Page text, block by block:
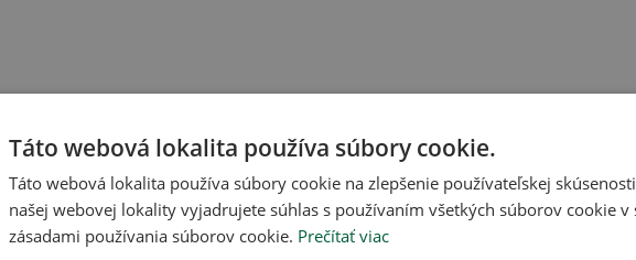
Táto webová lokalita používa súbory cookie.
Táto webová lokalita používa súbory cookie na zlepšenie používateľskej
našej webovej lokality vyjadrujete súhlas s používaním všetkých súborov cookie v
zásadami používania súborov cookie. Prečítať viac